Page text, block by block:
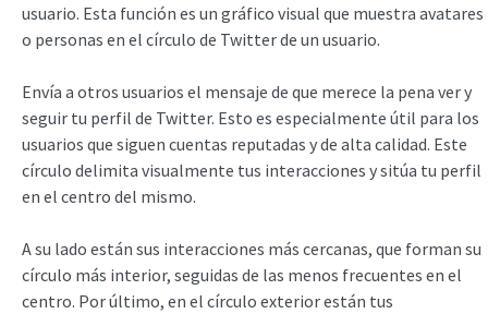
usuario. Esta función es un gráfico visual que muestra avatares
o personas en el círculo de Twitter de un usuario.
Envía a otros usuarios el mensaje de que merece la pena ver y
seguir tu perfil de Twitter. Esto es especialmente útil para los
usuarios que siguen cuentas reputadas y de alta calidad. Este
círculo delimita visualmente tus interacciones y sitúa tu perfil
en el centro del mismo.
A su lado están sus interacciones más cercanas, que forman su
círculo más interior, seguidas de las menos frecuentes en el
centro. Por último, en el círculo exterior están tus